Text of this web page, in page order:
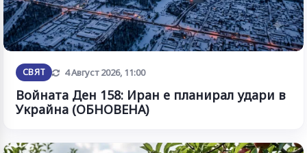
СВЯТ Обновена
4 Август 2026, 11:00
Войната Ден 158: Иран е планирал удари в
Украйна (ОБНОВЕНА)